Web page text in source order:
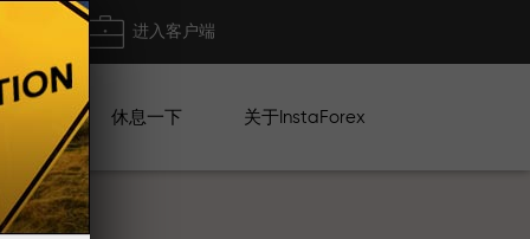
进入客户端
休息一下 关于InstaForex